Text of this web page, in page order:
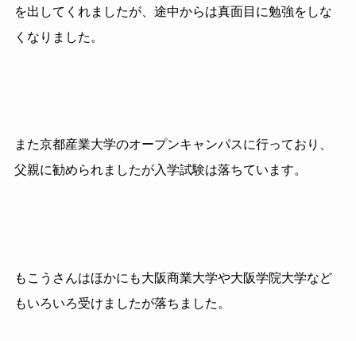
を出してくれましたが、途中からは真面目に勉強をしな
くなりました。
また京都産業大学のオープンキャンパスに行っており、
父親に勧められましたが入学試験は落ちています。
もこうさんはほかにも大阪商業大学や大阪学院大学など
もいろいろ受けましたが落ちました。